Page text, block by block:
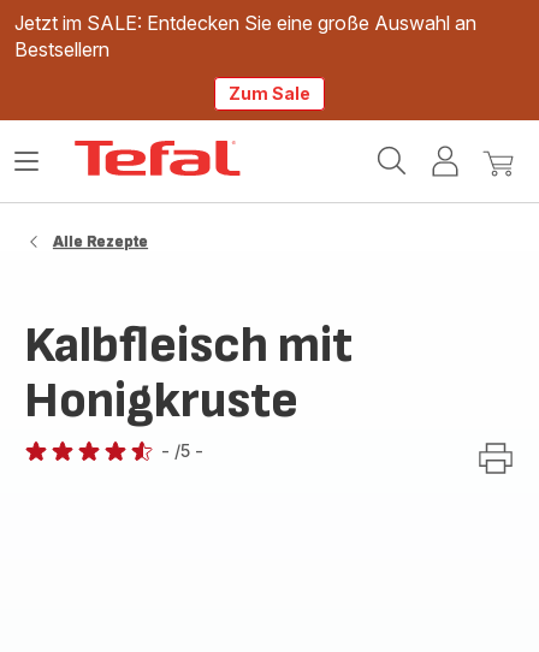
Jetzt im SALE: Entdecken Sie eine große Auswahl an
Bestsellern
Zum Sale
Mein
Mein
Das
Alle Rezepte
Kalbfleisch mit
Honigkruste
- /5 -